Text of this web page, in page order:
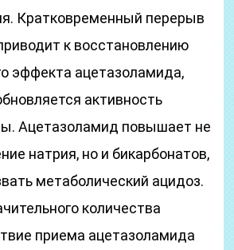
Кратковременный перерыв
к восстановлению
эффекта ацетазоламида,
активность
Ацетазоламид повышает не
натрия, но и бикарбонатов,
метаболический ацидоз.
количества
приема ацетазоламида